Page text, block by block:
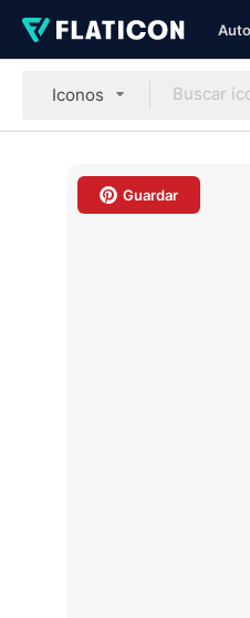
Iconos
Guardar